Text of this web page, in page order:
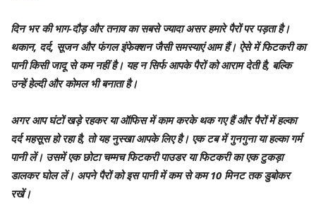
दिन भर की भाग-दौड़ और तनाव का सबसे ज्यादा असर हमारे पैरों पर पड़ता है।
थकान, दर्द, सूजन और फंगल इंफेक्शन जैसी समस्याएं आम हैं। ऐसे में फिटकरी का
पानी किसी जादू से कम नहीं है। यह न सिर्फ आपके पैरों को आराम देती है, बल्कि
उन्हें हेल्दी और कोमल भी बनाता है।
अगर आप घंटों खड़े रहकर या ऑफिस में काम करके थक गए हैं और पैरों में हल्का
दर्द महसूस हो रहा है, तो यह नुस्खा आपके लिए है। एक टब में गुनगुना या हल्का गर्म
पानी लें। उसमें एक छोटा चम्मच फिटकरी पाउडर या फिटकरी का एक टुकड़ा
डालकर घोल लें। अपने पैरों को इस पानी में कम से कम 10 मिनट तक डुबोकर
रखें।